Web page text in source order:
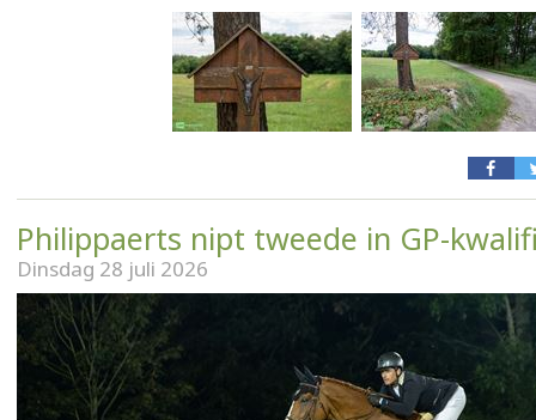
Philippaerts nipt tweede in GP-
Dinsdag 28 juli 2026